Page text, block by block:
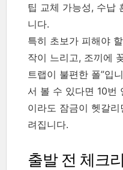
팁 교체 가능성, 수납
니다.
특히 초보가 피해야
작이 느리고, 조끼에
트랩이 불편한 폴”입
서 볼 수 있다면 10번
이라도 잠금이 헷갈
려집니다.
출발 전 체크